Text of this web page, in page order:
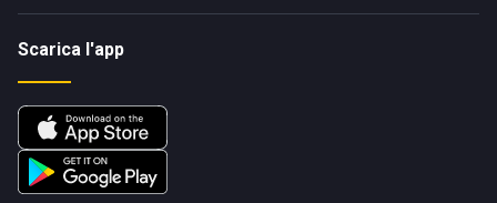
Scarica l'app